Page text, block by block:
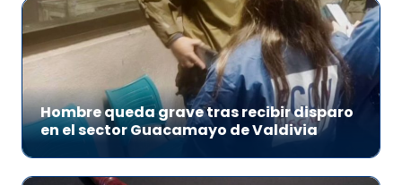
Hombre queda grave tras recibir disparo
en el sector Guacamayo de Valdivia